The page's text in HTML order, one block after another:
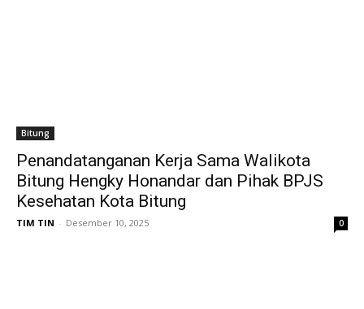
Bitung
Penandatanganan Kerja Sama Walikota
Bitung Hengky Honandar dan Pihak BPJS
Kesehatan Kota Bitung
TIM TIN - Desember 10, 2025 0